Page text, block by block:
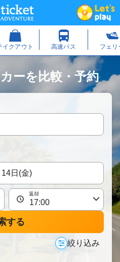
ーを比較・予約
返却
する
絞り込み